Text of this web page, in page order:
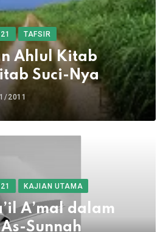
TAFSIR
Ahlul Kitab
Suci-Nya
2011
KAJIAN UTAMA
A’mal dalam
Sunnah